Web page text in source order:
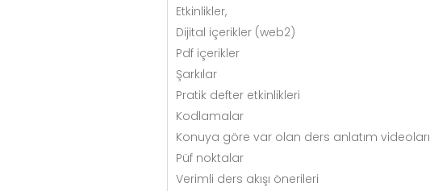
Etkinlikler,
Dijital içerikler (web2)
Pdf içerikler
Şarkılar
Pratik defter etkinlikleri
Kodlamalar
Konuya göre var olan ders anlatım videoları
Püf noktalar
Verimli ders akışı önerileri